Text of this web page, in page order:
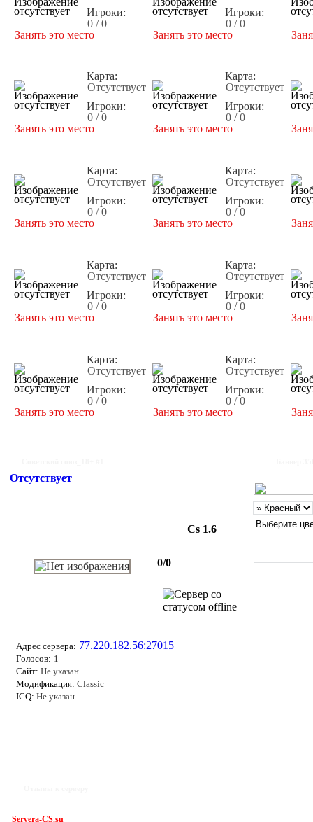
Игроки:
0 / 0
Занять это место
Игроки:
0 / 0
Занять это место
Карта:
Отсутствует
Игроки:
0 / 0
Занять это место
Карта:
Отсутствует
Игроки:
0 / 0
Занять это место
Карта:
Отсутствует
Игроки:
0 / 0
Занять это место
Карта:
Отсутствует
Игроки:
0 / 0
Занять это место
Карта:
Отсутствует
Игроки:
0 / 0
Занять это место
Карта:
Отсутствует
Игроки:
0 / 0
Занять это место
Карта:
Отсутствует
Игроки:
0 / 0
Занять это место
Карта:
Отсутствует
Игроки:
0 / 0
Занять это место
Отсутствует
Cs 1.6
0/0
Адрес сервера: 77.220.182.56:27015
Голосов: 1
Сайт: Не указан
Модификация: Classic
ICQ: Не указан
Servera-CS.su